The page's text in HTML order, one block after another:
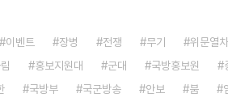
이벤트 장병 전쟁 무기 위문열차
홍보지원대 군대 국방홍보원
국방부 국군방송 안보 붐